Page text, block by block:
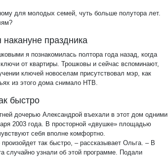
для молодых семей, чуть больше полутора лет.
праздника
я познакомилась полтора года назад, когда
от квартиры. Трошковы и сейчас вспоминают,
ключей новоселам присутствовал мэр, как
из этого дома снимало НТВ.
быстро
дочерью Александрой въехали в этот дом одними
2003 года. В просторной «двушке» площадью
себя вполне комфортно.
так быстро, – рассказывает Ольга. – В
случайно узнали об этой программе. Подали